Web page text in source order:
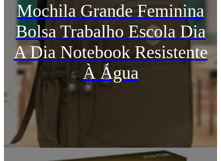
Mochila Grande Feminina
Bolsa Trabalho Escola Dia
A Dia Notebook Resistente
À Água